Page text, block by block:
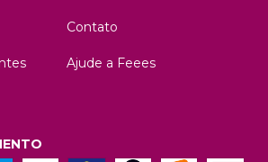
Contato
Ajude a Feees